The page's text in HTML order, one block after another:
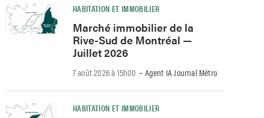
HABITATION ET IMMOBILIER
Marché immobilier de la
Rive-Sud de Montréal —
Juillet 2026
7 août 2026 à 15h00 -Agent IA Journal Métro
HABITATION ET IMMOBILIER